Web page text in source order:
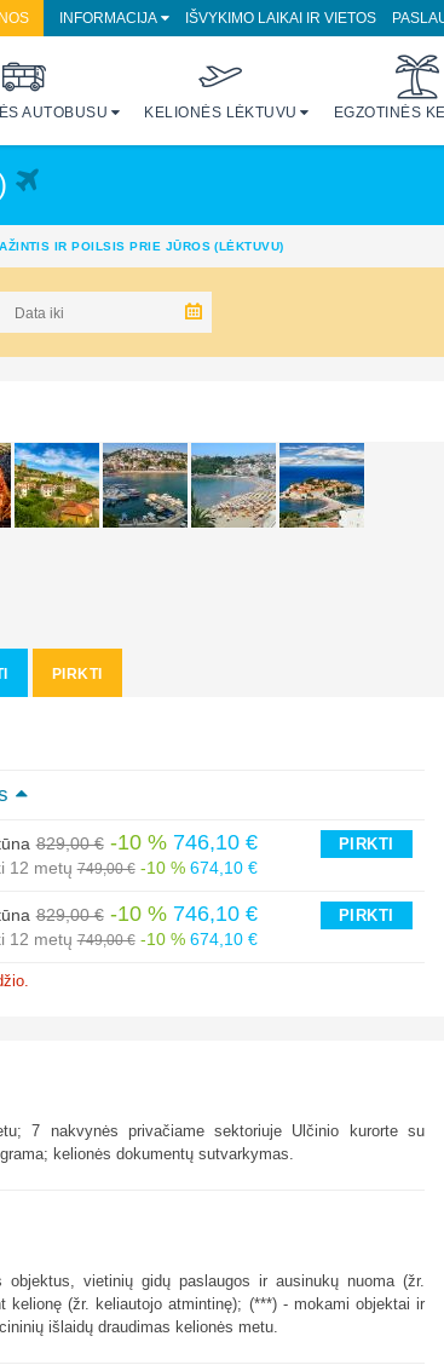
INFORMACIJA IŠVYKIMO LAIKAI IR VIETOS
AUTOBUSU KELIONĖS LĖKTUVU EGZOTINĖS
IR POILSIS PRIE JŪROS (LĖKTUVU)
PIRKTI
829,00 € -10 % 746,10 €
12 metų 749,00 € -10 % 674,10 €
PIRKTI
829,00 € -10 % 746,10 €
12 metų 749,00 € -10 % 674,10 €
PIRKTI
7 nakvynės privačiame sektoriuje Ulčinio kurorte su
kelionės dokumentų sutvarkymas.
vietinių gidų paslaugos ir ausinukų nuoma (žr.
(žr. keliautojo atmintinę); (***) - mokami objektai ir
išlaidų draudimas kelionės metu.